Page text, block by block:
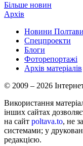
Більше новин
Архів
Новини Полтави
Спецпроекти
Блоги
Фоторепортажі
Архів матеріалів
© 2009 – 2026
Використання
інших сайтах
на сайт poltava.to, не
системами; у
редакцією.